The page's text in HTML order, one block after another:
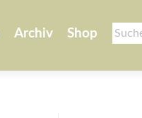
Suche
nach:
Archiv Shop